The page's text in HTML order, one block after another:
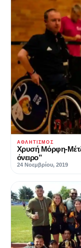
ΑΘΛΗΤΙΣΜΌΣ
Χρυσή Μόρφη-
όνειρο”
24 Νοεμβρίου, 2019